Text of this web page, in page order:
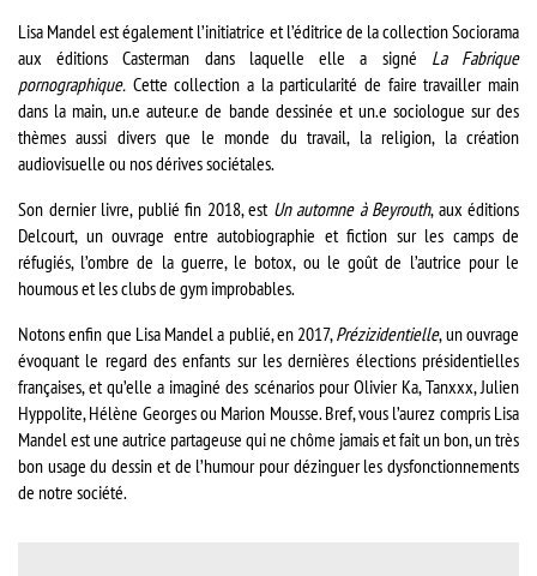
Lisa Mandel est également l’initiatrice et l’éditrice de la collection Sociorama
aux éditions Casterman dans laquelle elle a signé La Fabrique
pornographique. Cette collection a la particularité de faire travailler main
dans la main, un.e auteur.e de bande dessinée et un.e sociologue sur des
thèmes aussi divers que le monde du travail, la religion, la création
audiovisuelle ou nos dérives sociétales.
Son dernier livre, publié fin 2018, est Un automne à Beyrouth, aux éditions
Delcourt, un ouvrage entre autobiographie et fiction sur les camps de
réfugiés, l’ombre de la guerre, le botox, ou le goût de l’autrice pour le
houmous et les clubs de gym improbables.
Notons enfin que Lisa Mandel a publié, en 2017,Prézizidentielle, un ouvrage
évoquant le regard des enfants sur les dernières élections présidentielles
françaises, et qu’elle a imaginé des scénarios pour Olivier Ka, Tanxxx, Julien
Hyppolite, Hélène Georges ou Marion Mousse. Bref, vous l’aurez compris Lisa
Mandel est une autrice partageuse qui ne chôme jamais et fait un bon, un très
bon usage du dessin et de l’humour pour dézinguer les dysfonctionnements
de notre société.